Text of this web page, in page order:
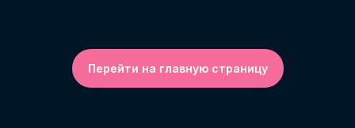
Перейти на главную страницу